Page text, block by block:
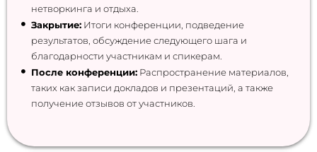
нетворкинга и отдыха.
Закрытие:Итоги конференции, подведение
результатов, обсуждение следующего шага и
благодарности участникам и спикерам.
После конференции:Распространение материалов,
таких как записи докладов и презентаций, а также
получение отзывов от участников.